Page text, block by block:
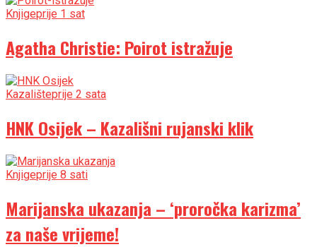
Knjigeprije 1 sat
Agatha Christie: Poirot istražuje
Kazališteprije 2 sata
HNK Osijek – Kazališni rujanski klik
Knjigeprije 8 sati
Marijanska ukazanja – ‘proročka karizma’
za naše vrijeme!